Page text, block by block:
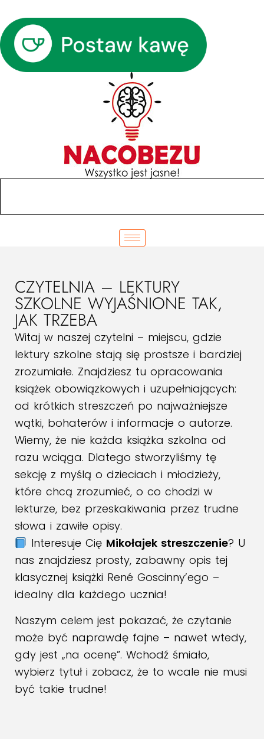
CZYTELNIA – LEKTURY
SZKOLNE WYJAŚNIONE TAK,
JAK TRZEBA
Witaj w naszej czytelni – miejscu, gdzie
lektury szkolne stają się prostsze i bardziej
zrozumiałe. Znajdziesz tu opracowania
książek obowiązkowych i uzupełniających:
od krótkich streszczeń po najważniejsze
wątki, bohaterów i informacje o autorze.
Wiemy, że nie każda książka szkolna od
razu wciąga. Dlatego stworzyliśmy tę
sekcję z myślą o dzieciach i młodzieży,
które chcą zrozumieć, o co chodzi w
lekturze, bez przeskakiwania przez trudne
słowa i zawiłe opisy.
Interesuje Cię Mikołajek streszczenie? U
nas znajdziesz prosty, zabawny opis tej
klasycznej książki René Goscinny’ego –
idealny dla każdego ucznia!
Naszym celem jest pokazać, że czytanie
może być naprawdę fajne – nawet wtedy,
gdy jest „na ocenę”. Wchodź śmiało,
wybierz tytuł i zobacz, że to wcale nie musi
być takie trudne!